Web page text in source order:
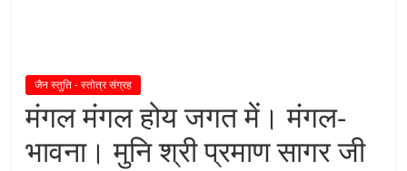
जैन स्तुति - स्तोत्र संग्रह
मंगल मंगल होय जगत में। मंगल-
भावना। मुनि श्री प्रमाण सागर जी